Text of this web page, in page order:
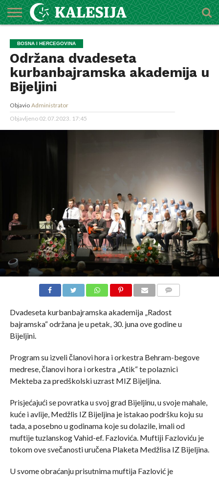
O
MEDŽLISU
DŽEMATI
IMAMI
MEKTEBSKI
CENTAR
VIJESTI
HUTBE
NAJAVE
KALENDAR
KONTAKT
BOSNA I HERCEGOVINA
Održana dvadeseta
kurbanbajramska akademija u
Bijeljini
Objavio Administrator
Objavljeno 02.07.2023. 17:45
Dvadeseta kurbanbajramska akademija „Radost
bajramska“ održana je u petak, 30. juna ove godine u
Bijeljini.
Program su izveli članovi hora i orkestra Behram-begove
medrese, članovi hora i orkestra „Atik“ te polaznici
Mekteba za predškolski uzrast MIZ Bijeljina.
Prisjećajući se povratka u svoj grad Bijeljinu, u svoje mahale,
kuće i avlije, Medžlis IZ Bijeljina je istakao podršku koju su
tada, a posebno u godinama koje su dolazile, imali od
muftije tuzlanskog Vahid-ef. Fazlovića. Muftiji Fazloviću je
tokom ove svečanosti uručena Plaketa Medžlisa IZ Bijeljina.
U svome obraćanju prisutnima muftija Fazlović je